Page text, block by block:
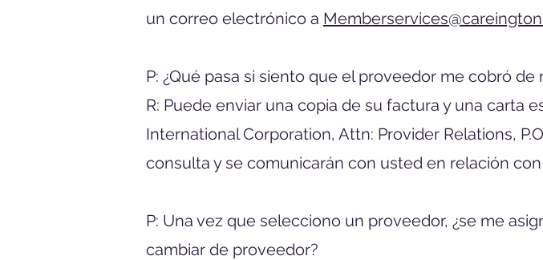
un correo electrónico a
P: ¿Qué pasa si siento que el proveedor me cobró de
R: Puede enviar una copia de su factura y una carta
International Corporation, Attn: Provider Relations,
consulta y se comunicarán con usted en relación
P: Una vez que selecciono un proveedor, ¿se me
cambiar de proveedor?